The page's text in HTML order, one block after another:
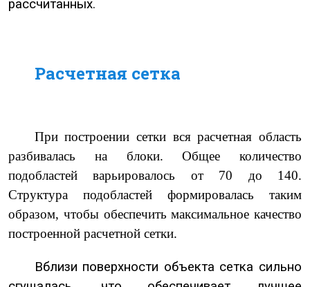
рассчитанных.
Расчетная сетка
При построении сетки вся расчетная область
разбивалась на блоки. Общее количество
подобластей варьировалось от 70 до 140.
Структура подобластей формировалась таким
образом, чтобы обеспечить максимальное качество
построенной расчетной сетки.
Вблизи поверхности объекта сетка сильно